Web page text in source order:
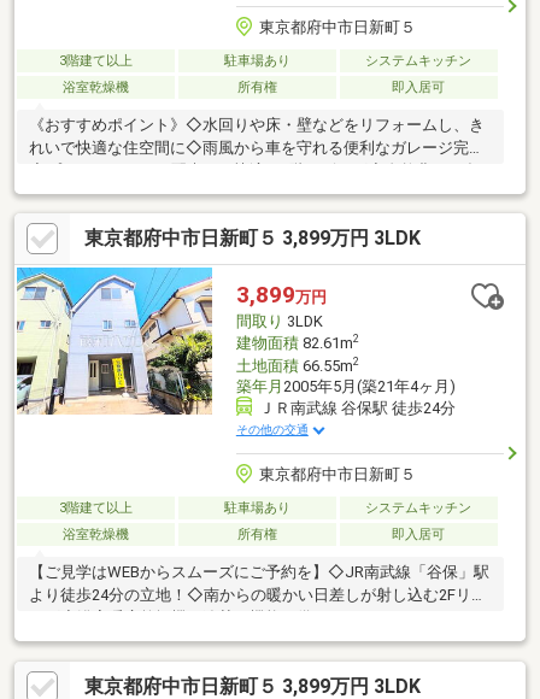
東京都府中市日新町５
3階建て以上 駐車場あり
システムキッチン
浴室乾燥機
所有権 即入居可
《おすすめポイント》◇水回りや床・壁などをリフォームし、き
れいで快適な住空間に◇雨風から車を守れる便利なガレージ完備
◇プライバシーにも配慮した快適な2階リビング◇自然豊かな多
摩川が身近に楽しめます《周辺環境》日新小学校・日町中学校・
西友…徒歩8分・セブンイレブン…徒歩7分【センチュリー２１グロ
ーバルホーム】「売る」「買う」「借りる」「貸す」すべておま
かせください♪ホームページに載っていない物件もご紹介可能
◎「こんな物件ある？」といったご相談も大歓迎です！キッズル
ームやおむつ交換スペースも完備でお子様連れも安心してご来店
いただけます♪どうぞお気軽にお問い合わせください！
東京都府中市日新町５ 3,899万円 3LDK
3,899万円
間取り 3LDK
建物面積82.61m2
土地面積66.55m2
築年月 2005年5月(築21年4ヶ月)
ＪＲ南武線 谷保駅 徒歩24分
その他の交通
東京都府中市日新町５
3階建て以上 駐車場あり
システムキッチン
浴室乾燥機
所有権 即入居可
【ご見学はWEBからスムーズにご予約を】◇JR南武線「谷保」駅
より徒歩24分の立地！◇南からの暖かい日差しが射し込む2Fリビ
ム◇愛車を守るビルトインガレージ！アウトドア用品のお手入れ
にも便利！◇南東向きバルコニーは洗濯物もよく乾きます♪■2025
年5月26日リフォーム完了済・キッチン、ユニットバス、トイ
東京都府中市日新町５ 3,899万円 3LDK